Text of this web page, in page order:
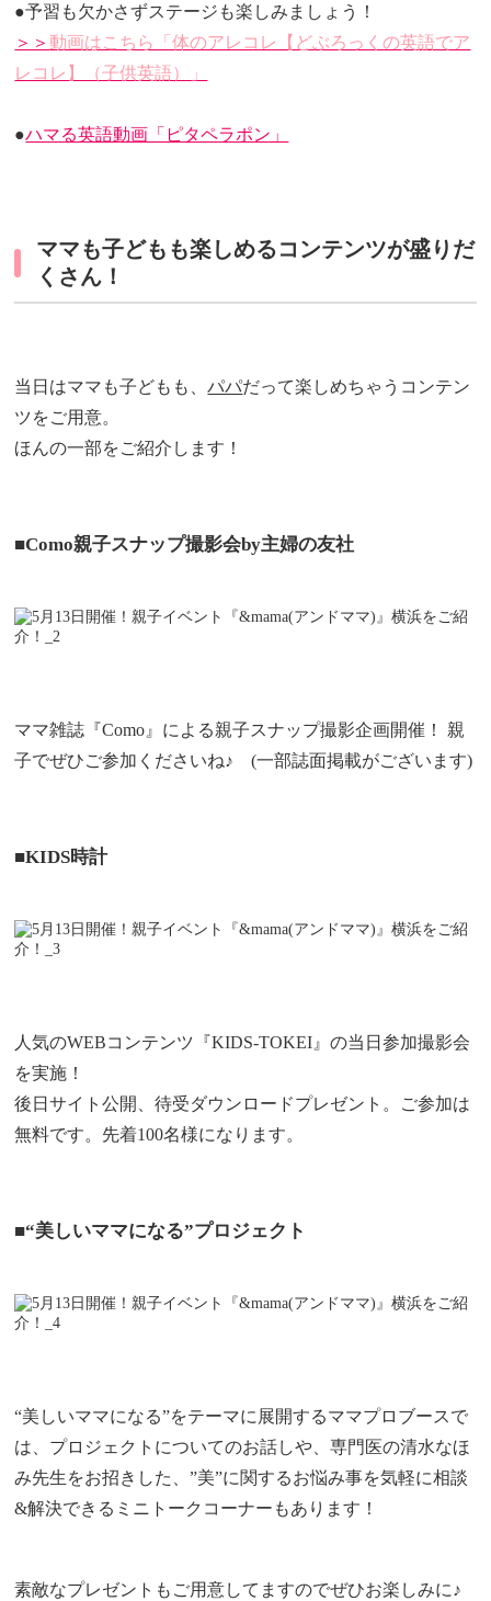
●予習も欠かさずステージも楽しみましょう！
＞＞動画はこちら「体のアレコレ【どぶろっくの英語でア
レコレ】（子供英語）」
●ハマる英語動画「ピタペラポン」
ママも子どもも楽しめるコンテンツが盛りだ
くさん！
当日はママも子どもも、パパだって楽しめちゃうコンテン
ツをご用意。
ほんの一部をご紹介します！
■Como親子スナップ撮影会by主婦の友社
ママ雑誌『Como』による親子スナップ撮影企画開催！ 親
子でぜひご参加くださいね♪ (一部誌面掲載がございます)
■KIDS時計
人気のWEBコンテンツ『KIDS-TOKEI』の当日参加撮影会
を実施！
後日サイト公開、待受ダウンロードプレゼント。ご参加は
無料です。先着100名様になります。
■“美しいママになる”プロジェクト
“美しいママになる”をテーマに展開するママプロブースで
は、プロジェクトについてのお話しや、専門医の清水なほ
み先生をお招きした、”美”に関するお悩み事を気軽に相談
&解決できるミニトークコーナーもあります！
素敵なプレゼントもご用意してますのでぜひお楽しみに♪